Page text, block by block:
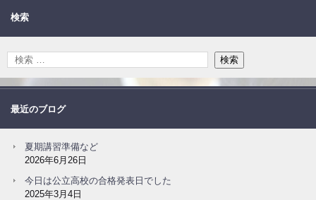
検索
最近のブログ
夏期講習準備など
2026年6月26日
今日は公立高校の合格発表日でした
2025年3月4日